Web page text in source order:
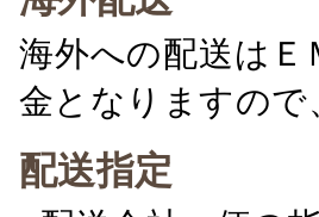
海外への配送は
金となりますの
配送指定